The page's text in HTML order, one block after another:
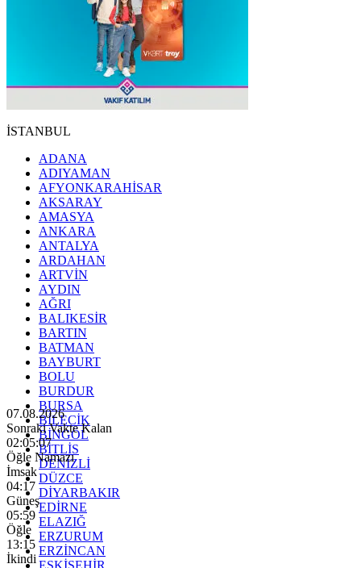
İSTANBUL
ADANA
ADIYAMAN
AFYONKARAHİSAR
AKSARAY
AMASYA
ANKARA
ANTALYA
ARDAHAN
ARTVİN
AYDIN
AĞRI
BALIKESİR
BARTIN
BATMAN
BAYBURT
BOLU
BURDUR
BURSA
BİLECİK
BİNGÖL
BİTLİS
DENİZLİ
DÜZCE
DİYARBAKIR
EDİRNE
ELAZIĞ
ERZURUM
ERZİNCAN
ESKİŞEHİR
07.08.2026
Sonraki Vakte Kalan
02:05:06
Öğle Namazı
İmsak
04:17
Güneş
05:59
Öğle
13:15
İkindi